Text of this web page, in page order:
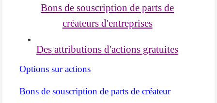
Bons de souscription de parts de
créateurs d'entreprises
Des attributions d'actions gratuites
Options sur actions
Bons de souscription de parts de créateur